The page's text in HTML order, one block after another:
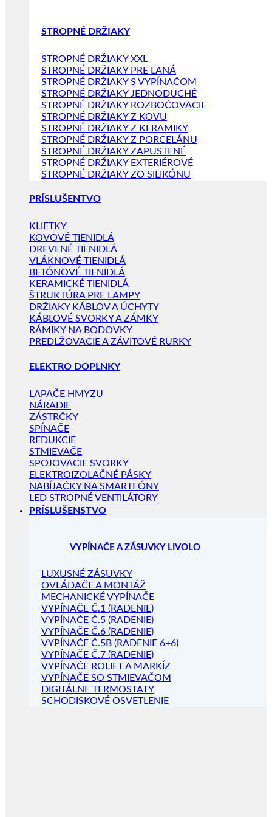
STROPNÉ DRŽIAKY
STROPNÉ DRŽIAKY XXL
STROPNÉ DRŽIAKY PRE LANÁ
STROPNÉ DRŽIAKY S VYPÍNAČOM
STROPNÉ DRŽIAKY JEDNODUCHÉ
STROPNÉ DRŽIAKY ROZBOČOVACIE
STROPNÉ DRŽIAKY Z KOVU
STROPNÉ DRŽIAKY Z KERAMIKY
STROPNÉ DRŽIAKY Z PORCELÁNU
STROPNÉ DRŽIAKY ZAPUSTENÉ
STROPNÉ DRŽIAKY EXTERIÉROVÉ
STROPNÉ DRŽIAKY ZO SILIKÓNU
PRÍSLUŠENTVO
KLIETKY
KOVOVÉ TIENIDLÁ
DREVENÉ TIENIDLÁ
VLÁKNOVÉ TIENIDLÁ
BETÓNOVÉ TIENIDLÁ
KERAMICKÉ TIENIDLÁ
ŠTRUKTÚRA PRE LAMPY
DRŽIAKY KÁBLOV A ÚCHYTY
KÁBLOVÉ SVORKY A ZÁMKY
RÁMIKY NA BODOVKY
PREDLŽOVACIE A ZÁVITOVÉ RURKY
ELEKTRO DOPLNKY
LAPAČE HMYZU
NÁRADIE
ZÁSTRČKY
SPÍNAČE
REDUKCIE
STMIEVAČE
SPOJOVACIE SVORKY
ELEKTROIZOLAČNÉ PÁSKY
NABÍJAČKY NA SMARTFÓNY
LED STROPNÉ VENTILÁTORY
PRÍSLUŠENSTVO
VYPÍNAČE A ZÁSUVKY LIVOLO
LUXUSNÉ ZÁSUVKY
OVLÁDAČE A MONTÁŽ
MECHANICKÉ VYPÍNAČE
VYPÍNAČE Č.1 (RADENIE)
VYPÍNAČE Č.5 (RADENIE)
VYPÍNAČE Č.6 (RADENIE)
VYPÍNAČE Č.5B (RADENIE 6+6)
VYPÍNAČE Č.7 (RADENIE)
VYPÍNAČE ROLIET A MARKÍZ
VYPÍNAČE SO STMIEVAČOM
DIGITÁLNE TERMOSTATY
SCHODISKOVÉ OSVETLENIE